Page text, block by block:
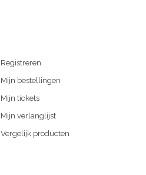
Registreren
Mijn bestellingen
Mijn tickets
Mijn verlanglijst
Vergelijk producten